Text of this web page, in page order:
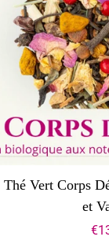
Thé Vert Corps
et